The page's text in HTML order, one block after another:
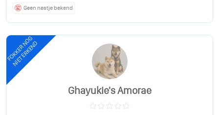
Geen nestje bekend
FOKKER NOG
NIET ERKEND
Ghayukie's Amorae